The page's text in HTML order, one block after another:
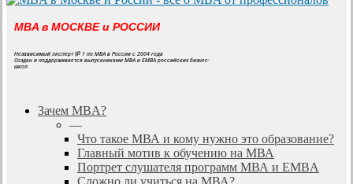
MBA в МОСКВЕ и РОССИИ
Независимый эксперт № 1 по MBA в России с 2004 года
Создан и поддерживается выпускниками MBA и EMBA российских бизнес-
школ
search
Menu
Зачем MBA?
—
Что такое МВА и кому нужно это образование?
Главный мотив к обучению на МВА
Портрет слушателя программ МВА и EMBA